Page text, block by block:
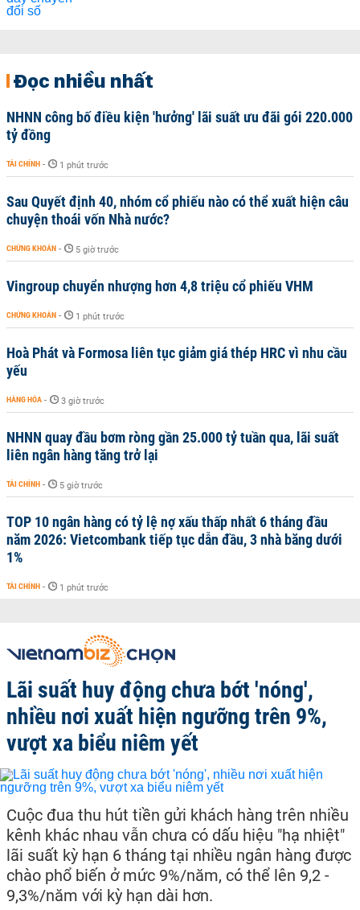
Đọc nhiều nhất
NHNN công bố điều kiện 'hưởng' lãi suất ưu đãi gói 220.000
tỷ đồng
TÀI CHÍNH - 1 phút trước
Sau Quyết định 40, nhóm cổ phiếu nào có thể xuất hiện câu
chuyện thoái vốn Nhà nước?
CHỨNG KHOÁN - 5 giờ trước
Vingroup chuyển nhượng hơn 4,8 triệu cổ phiếu VHM
CHỨNG KHOÁN - 1 phút trước
Hoà Phát và Formosa liên tục giảm giá thép HRC vì nhu cầu
yếu
HÀNG HÓA - 3 giờ trước
NHNN quay đầu bơm ròng gần 25.000 tỷ tuần qua, lãi suất
liên ngân hàng tăng trở lại
TÀI CHÍNH - 5 giờ trước
TOP 10 ngân hàng có tỷ lệ nợ xấu thấp nhất 6 tháng đầu
năm 2026: Vietcombank tiếp tục dẫn đầu, 3 nhà băng dưới
1%
TÀI CHÍNH - 1 phút trước
Lãi suất huy động chưa bớt 'nóng',
nhiều nơi xuất hiện ngưỡng trên 9%,
vượt xa biểu niêm yết
Cuộc đua thu hút tiền gửi khách hàng trên nhiều
kênh khác nhau vẫn chưa có dấu hiệu "hạ nhiệt"
lãi suất kỳ hạn 6 tháng tại nhiều ngân hàng được
chào phổ biến ở mức 9%/năm, có thể lên 9,2 -
9,3%/năm với kỳ hạn dài hơn.